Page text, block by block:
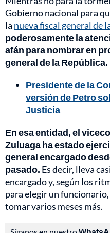
Gobierno nacional para
la nueva fiscal general de
poderosamente la
afán para nombrar en
general de la República.
Presidente de la
versión de Petro
Justicia
En esa entidad, el
Zuluaga ha estado
general encargado
pasado. Es decir, lleva
encargado y, según los
para elegir un
tomar varios meses más.